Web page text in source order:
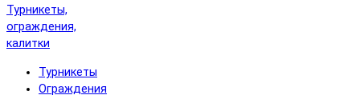
Турникеты,
ограждения,
калитки
Турникеты
Ограждения